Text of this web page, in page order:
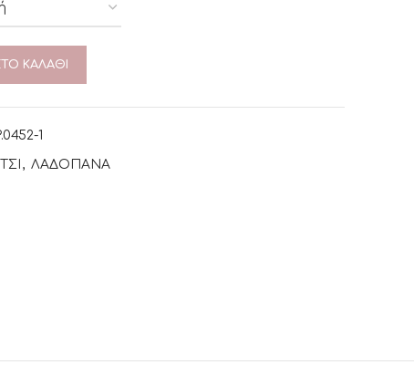
ΚΑΛΆΘΙ
1
, ΛΑΔΟΠΑΝΑ